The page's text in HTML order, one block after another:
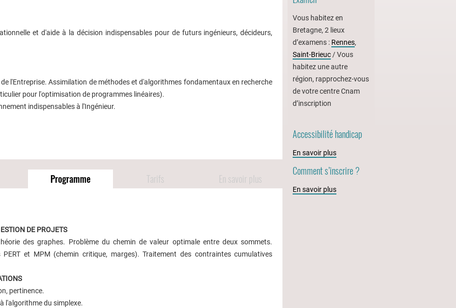
et d'aide à la décision indispensables pour de futurs ingénieurs, décideurs,
l'Entreprise. Assimilation de méthodes et d'algorithmes fondamentaux en recherche
pour l'optimisation de programmes linéaires).
indispensables à l'Ingénieur.
Programme Tarifs En savoir plus
DE PROJETS
des graphes. Problème du chemin de valeur optimale entre deux sommets.
et MPM (chemin critique, marges). Traitement des contraintes cumulatives
pertinence.
l'algorithme du simplexe.
Vous habitez en
Bretagne, 2 lieux
d’examens : Rennes,
Saint-Brieuc / Vous
habitez une autre
région, rapprochez-vous
de votre centre Cnam
d’inscription
Accessibilité handicap
En savoir plus
Comment s’inscrire ?
En savoir plus